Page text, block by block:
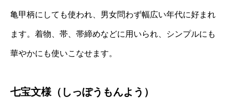
亀甲柄にしても使われ、男女問わず幅広い年代に好まれ
ます。着物、帯、帯締めなどに用いられ、シンプルにも
華やかにも使いこなせます。
七宝文様（しっぽうもんよう）